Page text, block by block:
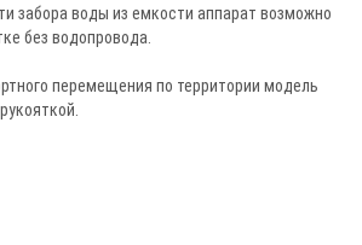
забора воды из емкости аппарат возможно
без водопровода.
перемещения по территории модель